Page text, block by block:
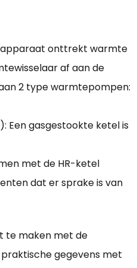
apparaat onttrekt warmte
af aan de
2 type warmtepompen:
Een gasgestookte ketel is
met de HR-ketel
dat er sprake is van
te maken met de
gegevens met